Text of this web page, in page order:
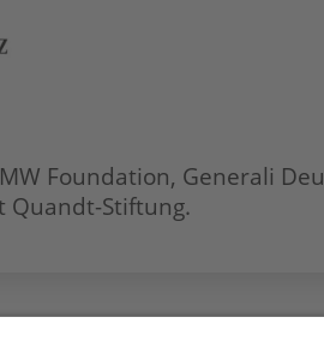
Foundation, Generali
Quandt-Stiftung.